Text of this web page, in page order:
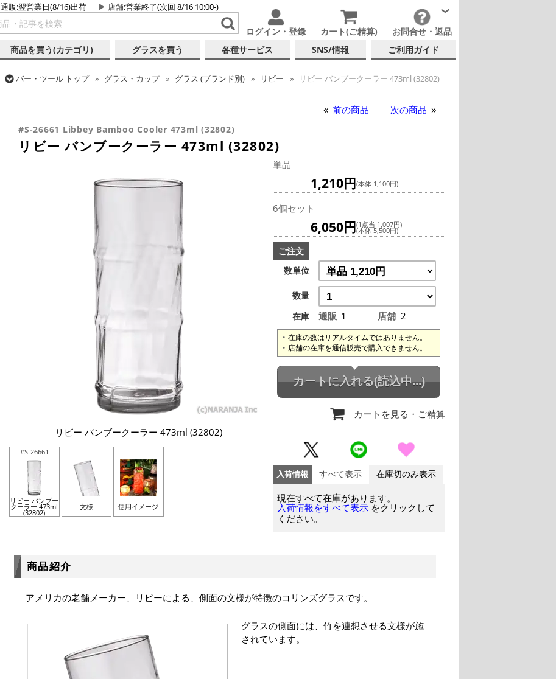
通販:翌営業日(8/16)出荷 店舗:営業終了(次回 8/16 10:00-)
ログイン・登録 カート(ご精算) お問合せ・返品
商品を買う(カテゴリ) グラスを買う 各種サービス SNS/情報 ご利用ガイド
バー・ツール トップ グラス・カップ グラス (ブランド別) リビー
リビー バンブークーラー 473ml (32802)
前の商品 次の商品
#S-26661 Libbey Bamboo Cooler 473ml (32802)
リビー バンブークーラー 473ml (32802)
リビー バンブークーラー 473ml (32802)
#S-26661
リビー バンブー
クーラー 473ml
(32802)
文様 使用イメージ
単品
1,210円(本体 1,100円)
6個セット
6,050円(1点当 1,007円)
(本体 5,500円)
ご注文
数単位
数量
在庫
通販 1 店舗 2
在庫の数はリアルタイムではありません。
店舗の在庫を通信販売で購入できません。
カートに入れる(読込中...)
カートを見る ・ご精算
入荷情報 すべて表示 在庫切のみ表示
現在すべて在庫があります。
入荷情報をすべて表示 をクリックして
ください。
商品紹介
アメリカの老舗メーカー、リビーによる、側面の文様が特徴のコリンズグラスです。
グラスの側面には、竹を連想させる文様が施
されています。